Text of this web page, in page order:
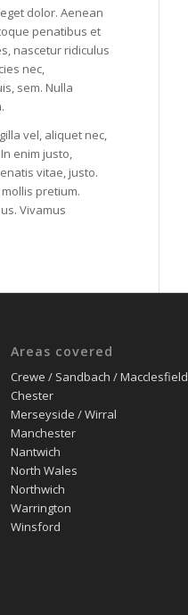
dolor. Aenean
penatibus et
nascetur ridiculus
nec,
sem. Nulla
vel, aliquet nec,
enim justo,
vitae, justo.
pretium.
Vivamus
Areas covered
Crewe / Sandbach / Macclesfield
Chester
Merseyside / Wirral
Manchester
Nantwich
North Wales
Northwich
Warrington
Winsford